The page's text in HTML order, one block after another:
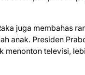
juga membahas
anak. Presiden
menonton televisi,